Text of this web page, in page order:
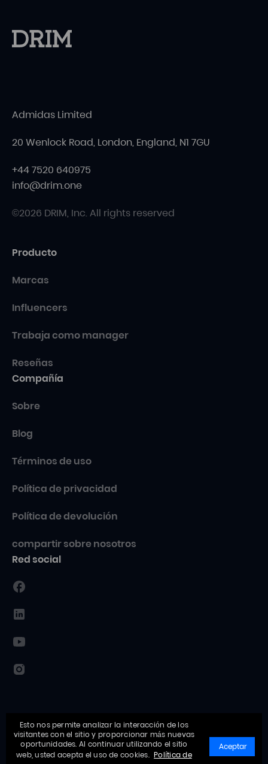
Admidas Limited
20 Wenlock Road, London, England, N1 7GU
+44 7520 640975
info@drim.one
©2026 DRIM, Inc. All rights reserved
Producto
Marcas
Influencers
Trabaja como manager
Reseñas
Compañía
Sobre
Blog
Términos de uso
Política de privacidad
Política de devolución
compartir sobre nosotros
Red social
Esto nos permite analizar la interacción de los
visitantes con el sitio y proporcionar más nuevas
oportunidades. Al continuar utilizando el sitio
web, usted acepta el uso de cookies. Política de
Aceptar